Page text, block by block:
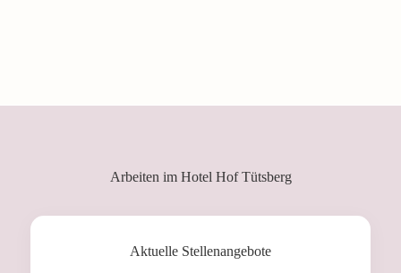
Arbeiten im Hotel Hof Tütsberg
Aktuelle Stellen­angebote